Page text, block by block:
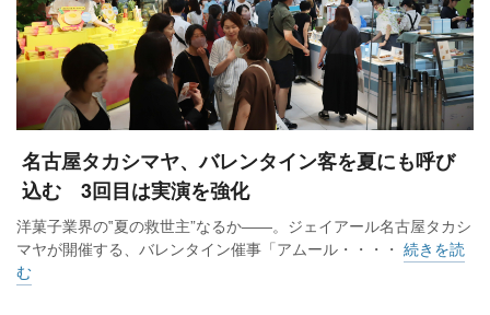
名古屋タカシマヤ、バレンタイン客を夏にも呼び
込む 3回目は実演を強化
洋菓子業界の‟夏の救世主”なるか――。ジェイアール名古屋タカシ
マヤが開催する、バレンタイン催事「アムール・・・・ 続きを読
む